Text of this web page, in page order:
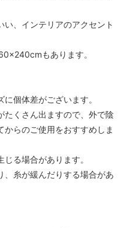
、インテリアのアクセント
もあります。
個体差がございます。
たくさん出ますので、外で陰
らのご使用をおすすめしま
る場合があります。
、糸が緩んだりする場合があ